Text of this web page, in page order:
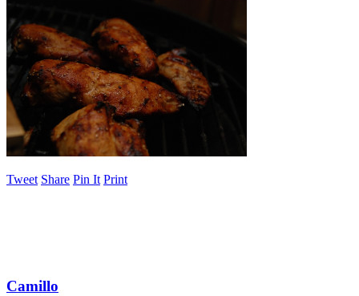
Tweet Share Pin It Print
Camillo